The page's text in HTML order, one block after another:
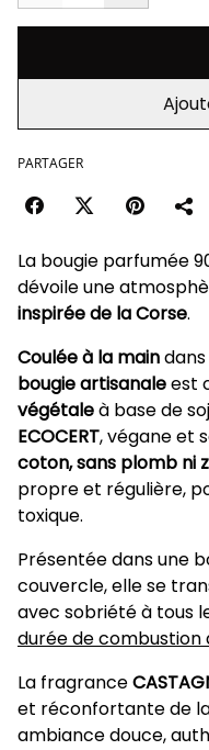
PARTAGER
La bougie parfumée
dévoile une
inspirée de la Corse.
Coulée à la main
bougie artisanaleest
végétaleà base de
ECOCERT, végane et
coton, sans plomb ni
propre et régulière,
toxique.
Présentée dans une
couvercle, elle se
avec sobriété à tous
durée de combustion
La fragrance
et réconfortante de
ambiance douce,